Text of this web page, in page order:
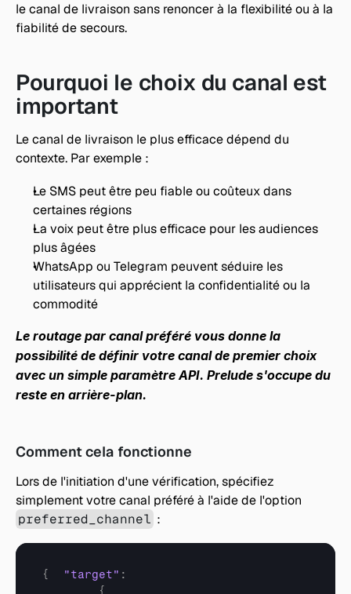
le canal de livraison sans renoncer à la flexibilité ou à la
fiabilité de secours.
Pourquoi le choix du canal est
important
Le canal de livraison le plus efficace dépend du
contexte. Par exemple :
Le SMS peut être peu fiable ou coûteux dans
certaines régions
La voix peut être plus efficace pour les audiences
plus âgées
WhatsApp ou Telegram peuvent séduire les
utilisateurs qui apprécient la confidentialité ou la
commodité
Le routage par canal préféré vous donne la
possibilité de définir votre canal de premier choix
avec un simple paramètre API. Prelude s'occupe du
reste en arrière-plan.
Comment cela fonctionne
Lors de l'initiation d'une vérification, spécifiez
preferred_channel :
{ "target" :
{